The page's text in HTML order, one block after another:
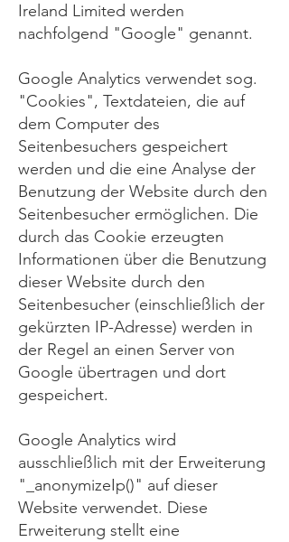
Ireland Limited werden
nachfolgend "Google" genannt.
Google Analytics verwendet sog.
"Cookies", Textdateien, die auf
dem Computer des
Seitenbesuchers gespeichert
werden und die eine Analyse der
Benutzung der Website durch den
Seitenbesucher ermöglichen. Die
durch das Cookie erzeugten
Informationen über die Benutzung
dieser Website durch den
Seitenbesucher (einschließlich der
gekürzten IP-Adresse) werden in
der Regel an einen Server von
Google übertragen und dort
gespeichert.
Google Analytics wird
ausschließlich mit der Erweiterung
"_anonymizeIp()" auf dieser
Website verwendet. Diese
Erweiterung stellt eine